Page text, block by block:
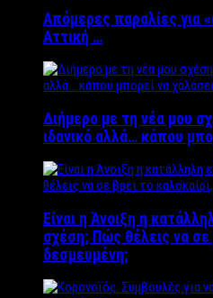
Απόμερες παραλίες για
Αττική …
Διήμερο με τη νέα μου
ιδανικό αλλά… κάπου
Είναι η Άνοιξη η
σχέση; Πώς θέλεις να σε
δεσμευμένη;